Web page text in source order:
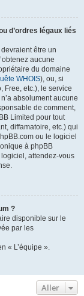
d’ordres légaux liés
être un
aucune
du domaine
WHOIS), ou, si
Free, etc.), le service
absolument aucune
de comment,
Limited pour tout
diffamatoire, etc.) qui
ou le logiciel
à phpBB
attendez-vous
?
disponible sur le
par les
« L’équipe ».
Aller